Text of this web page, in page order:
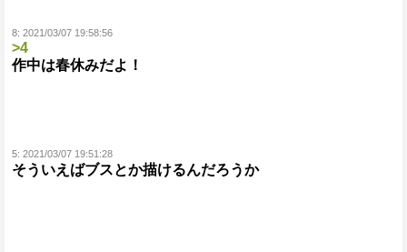
8: 2021/03/07 19:58:56
>4
作中は春休みだよ！
5: 2021/03/07 19:51:28
そういえばブスとか描けるんだろうか